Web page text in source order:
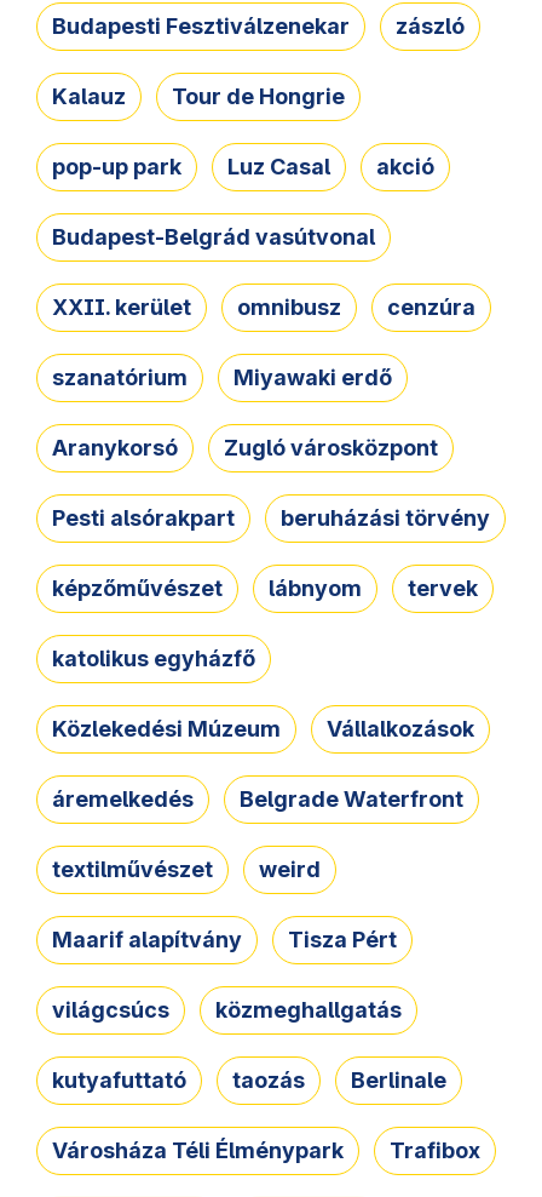
Budapesti Fesztiválzenekar zászló
Kalauz Tour de Hongrie
pop-up park Luz Casal akció
Budapest-Belgrád vasútvonal
XXII. kerület omnibusz cenzúra
szanatórium Miyawaki erdő
Aranykorsó Zugló városközpont
Pesti alsórakpart beruházási törvény
képzőművészet lábnyom tervek
katolikus egyházfő
Közlekedési Múzeum Vállalkozások
áremelkedés Belgrade Waterfront
textilművészet weird
Maarif alapítvány Tisza Pért
világcsúcs közmeghallgatás
kutyafuttató taozás Berlinale
Városháza Téli Élménypark Trafibox